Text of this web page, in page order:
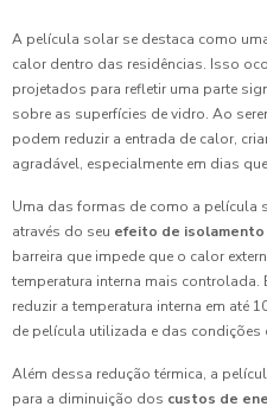
A película solar se destaca como
calor dentro das residências. Isso
projetados para refletir uma parte
sobre as superfícies de vidro. Ao
podem reduzir a entrada de calor,
agradável, especialmente em dias
Uma das formas de como a película
através do seu efeito de isolamento
barreira que impede que o calor
temperatura interna mais
reduzir a temperatura interna em até
de película utilizada e das condições
Além dessa redução térmica, a
para a diminuição dos custos de